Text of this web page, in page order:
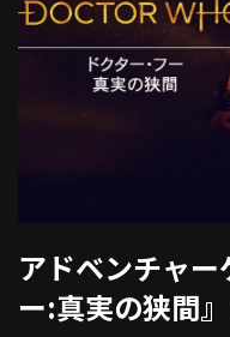
アドベンチャ
ー:真実の狭間